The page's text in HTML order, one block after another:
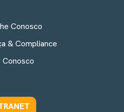
Conosco
& Compliance
Conosco